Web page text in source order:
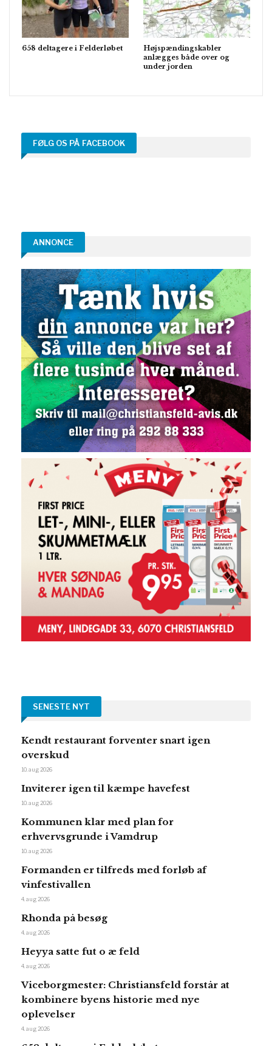
658 deltagere i Felderløbet
Højspændingskabler
anlægges både over og
under jorden
FØLG OS PÅ FACEBOOK
ANNONCE
SENESTE NYT
Kendt restaurant forventer snart igen
overskud
10. aug 2026
Inviterer igen til kæmpe havefest
10. aug 2026
Kommunen klar med plan for
erhvervsgrunde i Vamdrup
10. aug 2026
Formanden er tilfreds med forløb af
vinfestivallen
4. aug 2026
Rhonda på besøg
4. aug 2026
Heyya satte fut o æ feld
4. aug 2026
Viceborgmester: Christiansfeld forstår at
kombinere byens historie med nye
oplevelser
4. aug 2026